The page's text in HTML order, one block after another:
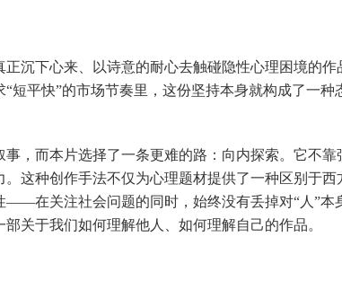
下心来、以诗意的耐心去触碰隐性心理困境的作
短平快”的市场节奏里，这份坚持本身就构成了一种
而本片选择了一条更难的路：向内探索。它不靠
这种创作手法不仅为心理题材提供了一种区别于西
——在关注社会问题的同时，始终没有丢掉对“人”本
关于我们如何理解他人、如何理解自己的作品。